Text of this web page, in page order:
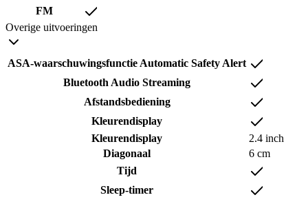
FM
Overige uitvoeringen
ASA-waarschuwingsfunctie Automatic Safety Alert
Bluetooth Audio Streaming
Afstandsbediening
Kleurendisplay
Kleurendisplay
2.4 inch
Diagonaal
6 cm
Tijd
Sleep-timer